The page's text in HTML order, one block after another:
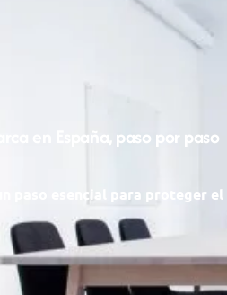
en España, paso por paso
paso esencial para proteger